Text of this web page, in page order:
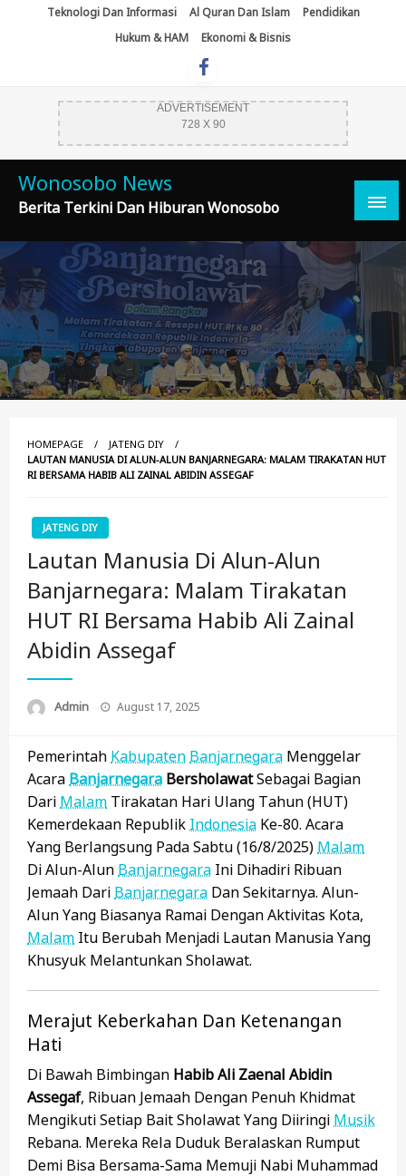
Teknologi Dan Informasi Al Quran Dan Islam
Pendidikan
Hukum & HAM
Ekonomi & Bisnis
ADVERTISEMENT
728 X 90
Wonosobo News
Berita Terkini Dan Hiburan Wonosobo
HOMEPAGE
JATENG DIY
LAUTAN MANUSIA DI ALUN-ALUN BANJARNEGARA: MALAM TIRAKATAN HUT
RI BERSAMA HABIB ALI ZAINAL ABIDIN ASSEGAF
JATENG DIY
Lautan Manusia Di Alun-Alun
Banjarnegara: Malam Tirakatan
HUT RI Bersama Habib Ali Zainal
Abidin Assegaf
Admin
Posted
August 17, 2025
Pemerintah Kabupaten Banjarnegara Menggelar
Acara Banjarnegara BersholawatSebagai Bagian
Dari Malam Tirakatan Hari Ulang Tahun (HUT)
Kemerdekaan Republik Indonesia Ke-80. Acara
Yang Berlangsung Pada Sabtu (16/8/2025) Malam
Di Alun-Alun Banjarnegara Ini Dihadiri Ribuan
Jemaah Dari Banjarnegara Dan Sekitarnya. Alun-
Alun Yang Biasanya Ramai Dengan Aktivitas Kota,
Malam Itu Berubah Menjadi Lautan Manusia Yang
Khusyuk Melantunkan Sholawat.
Merajut Keberkahan Dan Ketenangan
Hati
Di Bawah Bimbingan Habib Ali Zaenal Abidin
Assegaf, Ribuan Jemaah Dengan Penuh Khidmat
Mengikuti Setiap Bait Sholawat Yang Diiringi Musik
Rebana. Mereka Rela Duduk Beralaskan Rumput
Demi Bisa Bersama-Sama Memuji Nabi Muhammad